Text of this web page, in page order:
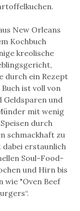
New Orleans
Kochbuch
kreolische
durch ein Rezept
ist voll von
Geldsparen und
mit wenig
durch
schmackhaft zu
dabei erstaunlich
Soul-Food-
und Hirn bis
"Oven Beef